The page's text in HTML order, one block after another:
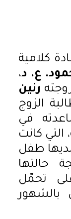
كلامية
ع. د،
رنين
الزوج
في
التي كانت
طفل
حالتها
تحمّل
بالشهور